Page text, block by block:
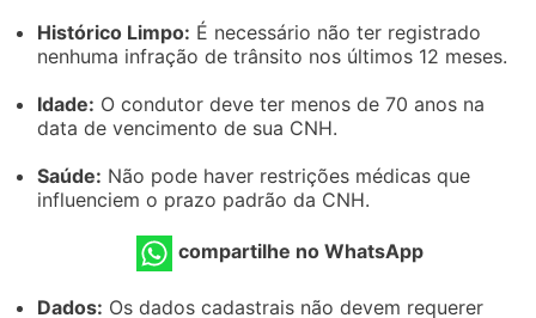
Histórico Limpo: É necessário não ter registrado
nenhuma infração de trânsito nos últimos 12 meses.
Idade: O condutor deve ter menos de 70 anos na
data de vencimento de sua CNH.
Saúde: Não pode haver restrições médicas que
influenciem o prazo padrão da CNH.
compartilhe no WhatsApp
Dados: Os dados cadastrais não devem requerer